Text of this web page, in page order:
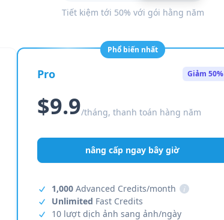
Tiết kiệm tới 50% với gói hằng năm
Phổ biến nhất
Pro Giảm 50%
$9.9/tháng, thanh toán hàng năm
nâng cấp ngay bây giờ
1,000 Advanced Credits/month
i
Unlimited Fast Credits
10 lượt dịch ảnh sang ảnh/ngày